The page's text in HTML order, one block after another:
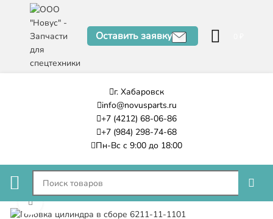
Оставить заявку
г. Хабаровск
info@novusparts.ru
+7 (4212) 68-06-86
+7 (984) 298-74-68
Пн-Вс с 9:00 до 18:00
Нажмите, чтобы увеличить